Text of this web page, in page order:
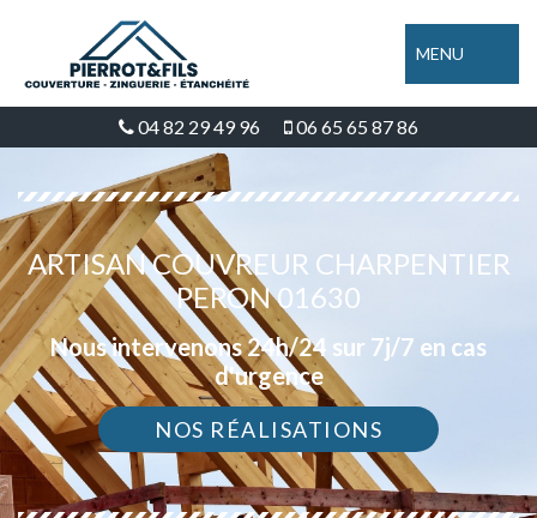
MENU
04 82 29 49 96 06 65 65 87 86
ARTISAN COUVREUR CHARPENTIER
PERON 01630
Nous intervenons 24h/24 sur 7j/7 en cas
d'urgence
NOS RÉALISATIONS